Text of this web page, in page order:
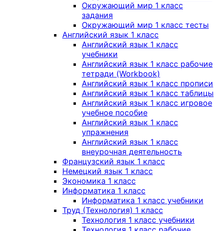
Окружающий мир 1 класс
задания
Окружающий мир 1 класс тесты
Английский язык 1 класс
Английский язык 1 класс
учебники
Английский язык 1 класс рабочие
тетради (Workbook)
Английский язык 1 класс прописи
Английский язык 1 класс таблицы
Английский язык 1 класс игровое
учебное пособие
Английский язык 1 класс
упражнения
Английский язык 1 класс
внеурочная деятельность
Французский язык 1 класс
Немецкий язык 1 класс
Экономика 1 класс
Информатика 1 класс
Информатика 1 класс учебники
Труд (Технология) 1 класс
Технология 1 класс учебники